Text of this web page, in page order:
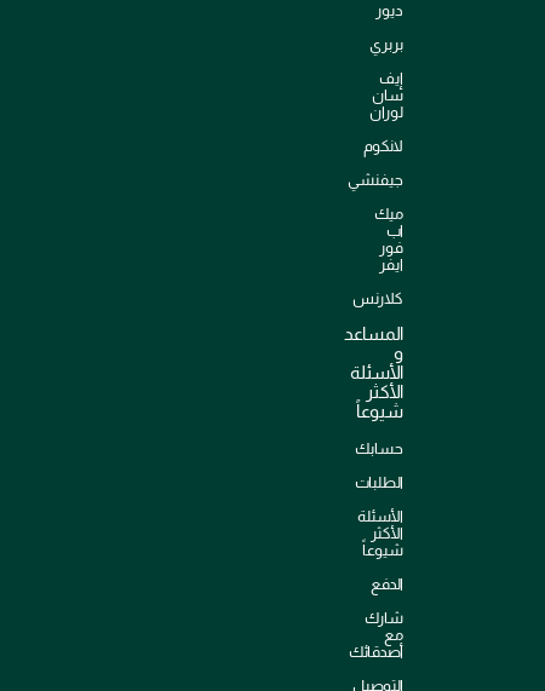
ديور
بربري
إيف
سان
لوران
لانكوم
جيفنشي
ميك
اب
فور
ايفر
كلارنس
المساعد
و
الأسئلة
الأكثر
شيوعاً
حسابك
الطلبات
الأسئلة
الأكثر
شيوعاً
الدفع
شارك
مع
أصدقائك
التوصيل